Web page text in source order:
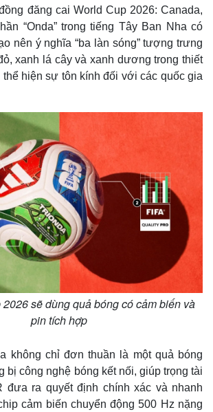
đăng cai World Cup 2026: Canada,
“Onda” trong tiếng Tây Ban Nha có
nên ý nghĩa “ba làn sóng” tượng trưng
xanh lá cây và xanh dương trong thiết
thể hiện sự tôn kính đối với các quốc gia
sẽ dùng quả bóng có cảm biến và
pin tích hợp
không chỉ đơn thuần là một quả bóng
bị công nghệ bóng kết nối, giúp trọng tài
đưa ra quyết định chính xác và nhanh
cảm biến chuyển động 500 Hz nặng